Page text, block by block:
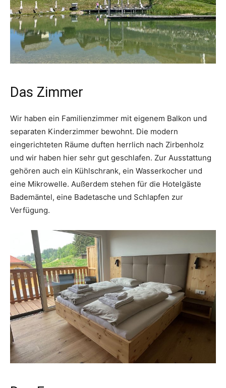
Das Zimmer
Wir haben ein Familienzimmer mit eigenem Balkon und
separaten Kinderzimmer bewohnt. Die modern
eingerichteten Räume duften herrlich nach Zirbenholz
und wir haben hier sehr gut geschlafen. Zur Ausstattung
gehören auch ein Kühlschrank, ein Wasserkocher und
eine Mikrowelle. Außerdem stehen für die Hotelgäste
Bademäntel, eine Badetasche und Schlapfen zur
Verfügung.